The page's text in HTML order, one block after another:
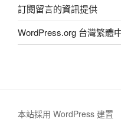
訂閱留言的資訊提供
WordPress.org 台灣繁體
本站採用 WordPress 建置